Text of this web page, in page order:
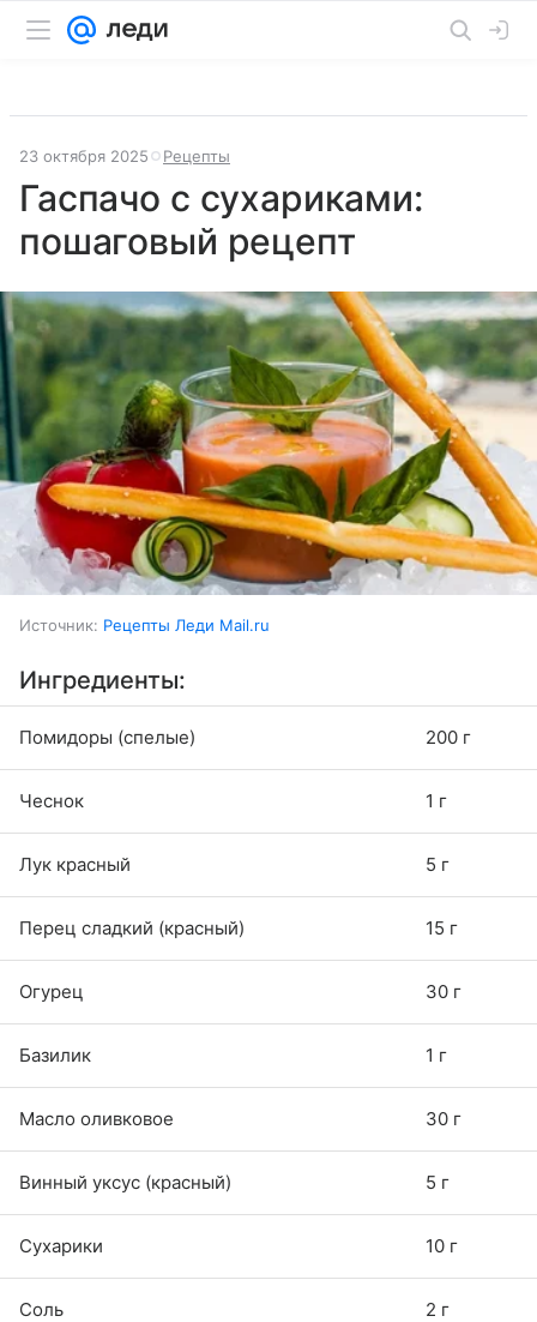
23 октября 2025 Рецепты
Гаспачо с сухариками:
пошаговый рецепт
Источник: Рецепты Леди Mail.ru
Ингредиенты:
Помидоры (спелые) 200 г
Чеснок 1 г
Лук красный 5 г
Перец сладкий (красный) 15 г
Огурец 30 г
Базилик 1 г
Масло оливковое 30 г
Винный уксус (красный) 5 г
Сухарики 10 г
Соль 2 г